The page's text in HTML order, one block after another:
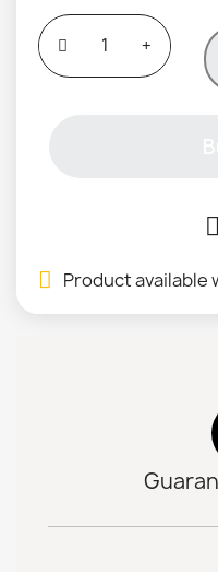
Product